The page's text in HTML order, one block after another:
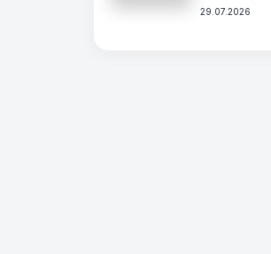
29.07.2026